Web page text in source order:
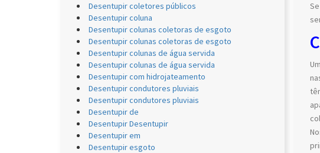
Desentupir coletores públicos
Desentupir coluna
Desentupir colunas coletoras de esgoto
Desentupir colunas coletoras de esgoto
Desentupir colunas de água servida
Desentupir colunas de água servida
Desentupir com hidrojateamento
Desentupir condutores pluviais
Desentupir condutores pluviais
Desentupir de
Desentupir Desentupir
Desentupir em
Desentupir esgoto